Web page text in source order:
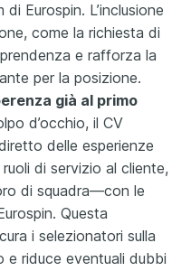
Eurospin. L’inclusione
come la richiesta di
e rafforza la
per la posizione.
già al primo
d’occhio, il CV
delle esperienze
di servizio al cliente,
di squadra—con le
Questa
i selezionatori sulla
e riduce eventuali dubbi